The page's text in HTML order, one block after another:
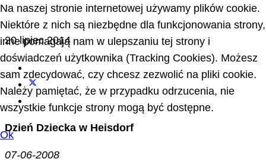
20 lipiec 2014
Dzień Dziecka w Heisdorf
07-06-2008
Na naszej stronie internetowej używamy plików cookie.
Niektóre z nich są niezbędne dla funkcjonowania strony,
inne pomagają nam w ulepszaniu tej strony i
doświadczeń użytkownika (Tracking Cookies). Możesz
sam zdecydować, czy chcesz zezwolić na pliki cookie.
Należy pamiętać, że w przypadku odrzucenia, nie
wszystkie funkcje strony mogą być dostępne.
Ok